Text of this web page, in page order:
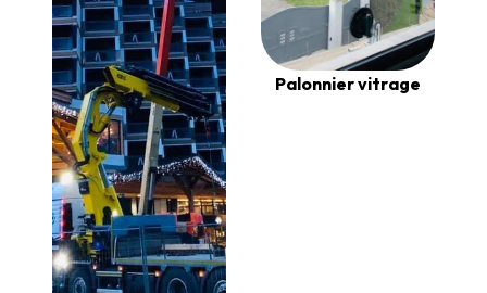
Palonnier vitrage